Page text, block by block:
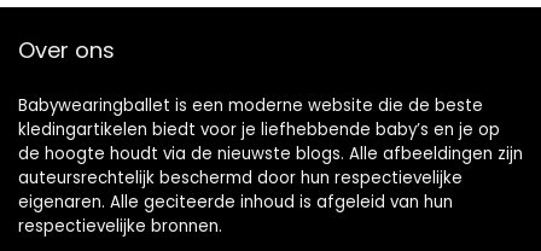
Over ons
Babywearingballet is een moderne website die de beste
kledingartikelen biedt voor je liefhebbende baby’s en je op
de hoogte houdt via de nieuwste blogs. Alle afbeeldingen zijn
auteursrechtelijk beschermd door hun respectievelijke
eigenaren. Alle geciteerde inhoud is afgeleid van hun
respectievelijke bronnen.